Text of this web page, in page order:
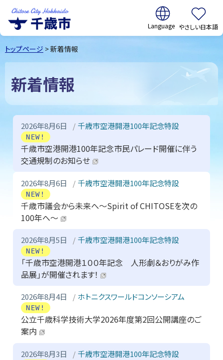
千歳市Chitose
City Hokkaido
翻訳:
やさしい日本語
トップページ > 新着情報
新着情報
2026年8月6日 千歳市空港開港100年記念特設
千歳市空港開港100年記念市民パレード開催に伴う
交通規制のお知らせ
NEW!
2026年8月6日 千歳市空港開港100年記念特設
千歳市議会から未来へ～Spirit of CHITOSEを次の
100年へ～
NEW!
2026年8月5日 千歳市空港開港100年記念特設
「千歳市空港開港１００年記念 人形劇＆おりがみ作
品展」が開催されます！
NEW!
2026年8月4日 ホトニクスワールドコンソーシアム
公立千歳科学技術大学2026年度第2回公開講座のご
案内
NEW!
2026年8月3日 千歳市空港開港100年記念特設